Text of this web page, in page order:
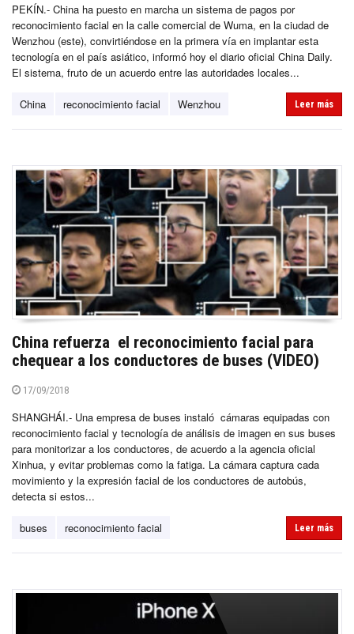
PEKÍN.- China ha puesto en marcha un sistema de pagos por
reconocimiento facial en la calle comercial de Wuma, en la ciudad de
Wenzhou (este), convirtiéndose en la primera vía en implantar esta
tecnología en el país asiático, informó hoy el diario oficial China Daily.
El sistema, fruto de un acuerdo entre las autoridades locales...
China reconocimiento facial Wenzhou Leer más
China refuerza el reconocimiento facial para
chequear a los conductores de buses (VIDEO)
17/09/2018
SHANGHÁI.- Una empresa de buses instaló cámaras equipadas con
reconocimiento facial y tecnología de análisis de imagen en sus buses
para monitorizar a los conductores, de acuerdo a la agencia oficial
Xinhua, y evitar problemas como la fatiga. La cámara captura cada
movimiento y la expresión facial de los conductores de autobús,
detecta si estos...
buses reconocimiento facial Leer más